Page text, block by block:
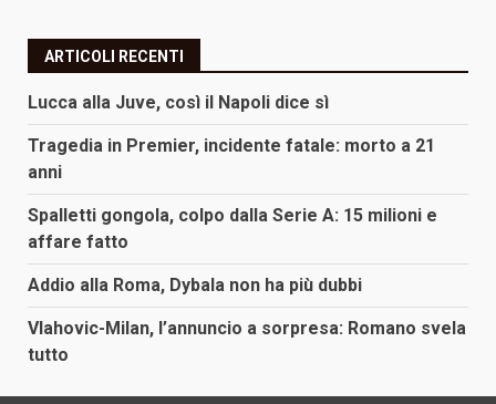
ARTICOLI RECENTI
Lucca alla Juve, così il Napoli dice sì
Tragedia in Premier, incidente fatale: morto a 21
anni
Spalletti gongola, colpo dalla Serie A: 15 milioni e
affare fatto
Addio alla Roma, Dybala non ha più dubbi
Vlahovic-Milan, l’annuncio a sorpresa: Romano svela
tutto